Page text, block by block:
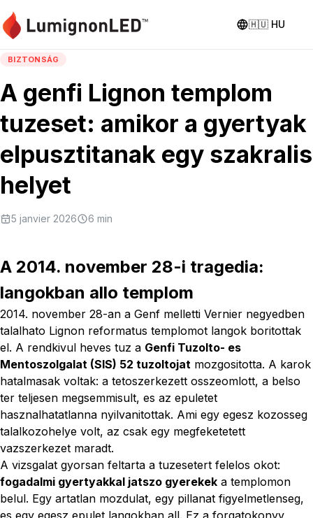
🇭🇺 HU
BIZTONSÁG
A genfi Lignon templom
tuzeset: amikor a gyertyak
elpusztitanak egy szakralis
helyet
5 janvier 2026 6 min
A 2014. november 28-i tragedia:
langokban allo templom
2014. november 28-an a Genf melletti Vernier negyedben
talalhato Lignon reformatus templomot langok boritottak
el. A rendkivul heves tuz a Genfi Tuzolto- es
Mentoszolgalat (SIS) 52 tuzoltojat mozgositotta. A karok
hatalmasak voltak: a tetoszerkezett osszeomlott, a belso
ter teljesen megsemmisult, es az epuletet
hasznalhatatlanna nyilvanitottak. Ami egy egesz kozosseg
talalkozohelye volt, az csak egy megfeketetett
vazszerkezet maradt.
A vizsgalat gyorsan feltarta a tuzesetert felelos okot:
fogadalmi gyertyakkal jatszo gyerekek a templomon
belul. Egy artatlan mozdulat, egy pillanat figyelmetlenseg,
es egy egesz epulet langokban all. Ez a forgatokonyv